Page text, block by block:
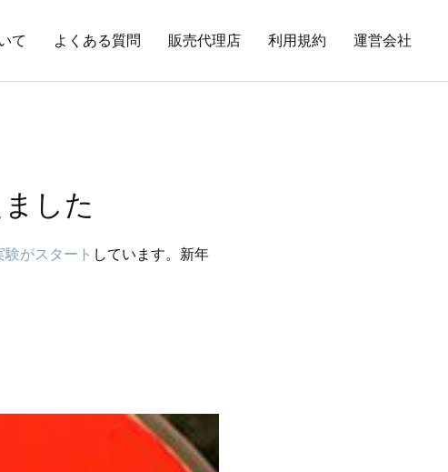
て よくある質問 販売代理店 利用規約 運営会社
した
がスタート しています。新年